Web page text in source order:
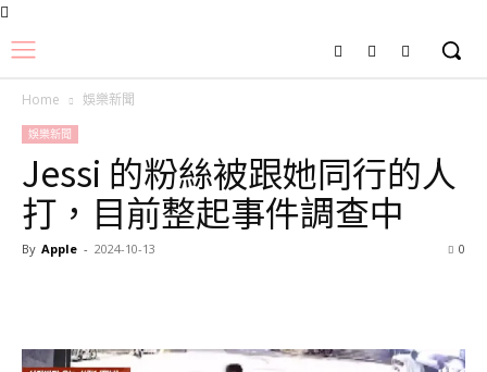
Home 娛樂新聞
娛樂新聞
Jessi 的粉絲被跟她同行的人
打，目前整起事件調查中
By Apple - 2024-10-13 0